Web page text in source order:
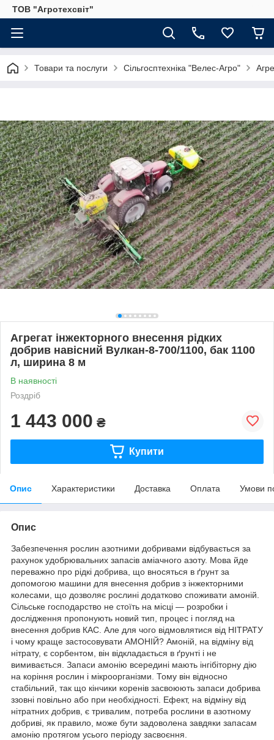
ТОВ "Агротехсвіт"
Товари та послуги Сільгосптехніка "Велес-Агро"
Агрегат інжекторного внесення рідких
добрив навісний Вулкан-8-700/1100, бак 1100
л, ширина 8 м
В наявності
Роздріб
1 443 000 ₴
Купити
Опис Характеристики Доставка Оплата Умови
Опис
Забезпечення рослин азотними добривами відбувається за
рахунок удобрювальних запасів аміачного азоту. Мова йде
переважно про рідкі добрива, що вносяться в ґрунт за
допомогою машини для внесення добрив з інжекторними
колесами, що дозволяє рослині додатково споживати амоній.
Сільське господарство не стоїть на місці — розробки і
дослідження пропонують новий тип, процес і погляд на
внесення добрив КАС. Але для чого відмовлятися від НІТРАТУ
і чому краще застосовувати АМОНІЙ? Амоній, на відміну від
нітрату, є сорбентом, він відкладається в ґрунті і не
вимивається. Запаси амонію всередині мають інгібіторну дію
на коріння рослин і мікроорганізми. Тому він відносно
стабільний, так що кінчики коренів засвоюють запаси добрива
ззовні повільно або при необхідності. Ефект, на відміну від
нітратних добрив, є тривалим, потреба рослини в азотному
добриві, як правило, може бути задоволена завдяки запасам
амонію протягом усього періоду засвоєння.